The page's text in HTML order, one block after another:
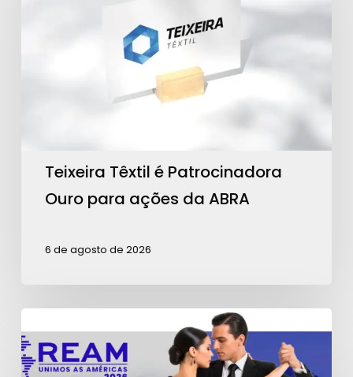
Teixeira Têxtil é Patrocinadora
Ouro para ações da ABRA
6 de agosto de 2026
regressiva
para